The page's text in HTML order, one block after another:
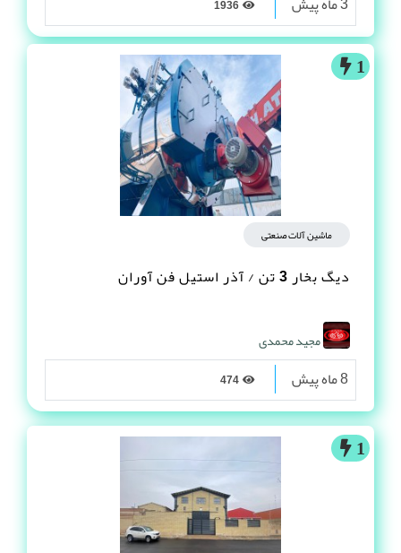
1
ماشین آلات صنعتی
دیگ بخار 3 تن / آذر استیل فن آوران
مجید محمدی
8 ماه پیش
1